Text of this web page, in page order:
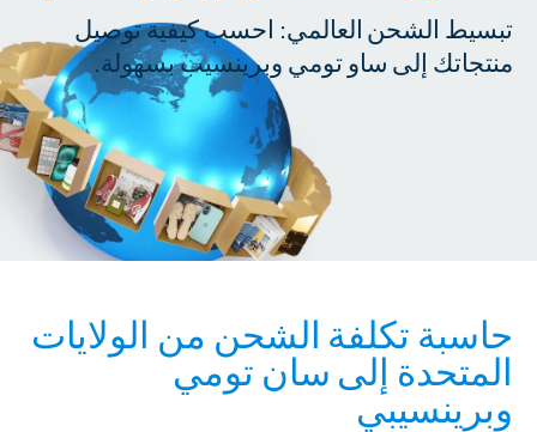
تبسيط الشحن العالمي: احسب كيفية توصيل
منتجاتك إلى ساو تومي وبرينسيب بسهولة.
حاسبة تكلفة الشحن من الولايات
المتحدة إلى سان تومي
وبرينسيبي